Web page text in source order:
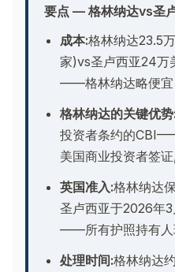
要点 — 格林纳达vs圣
成本:格林纳达23.5
家)vs圣卢西亚24万
——格林纳达略便宜
格林纳达的关键优势:
投资者条约的
美国商业投资者签
英国准入:格林纳达
圣卢西亚于2026年
——所有护照持有人
处理时间:格林纳达